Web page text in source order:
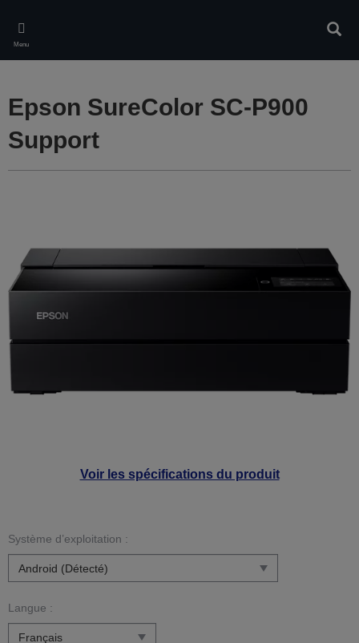
main
content
Menu
Voir les spécifications du produit
Epson SureColor SC-P900
Support
Système d’exploitation :
Langue :